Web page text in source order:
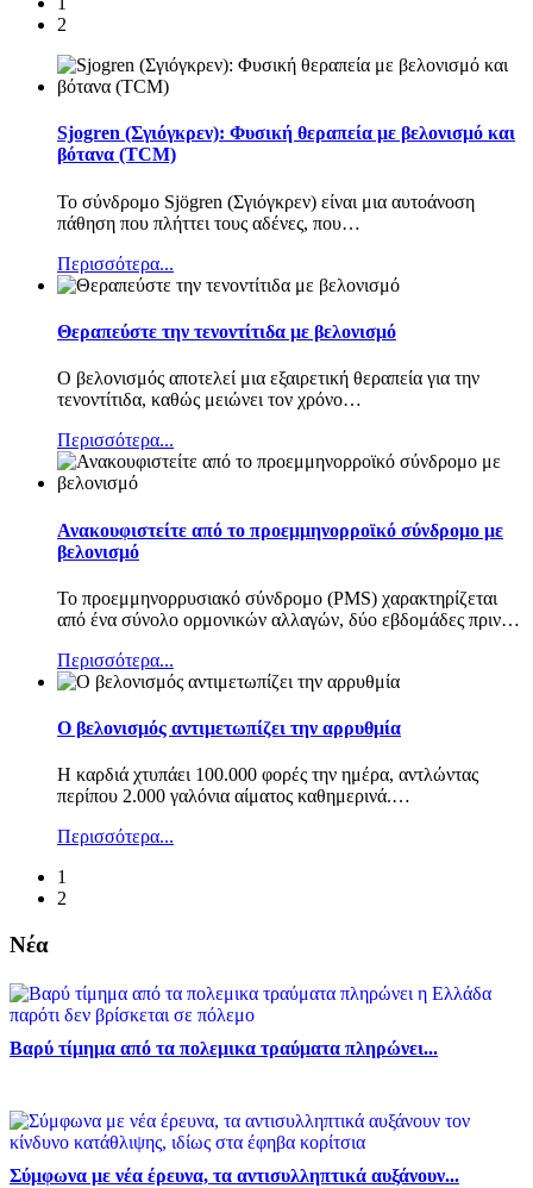
2
Sjogren (Σγιόγκρεν): Φυσική θεραπεία με βελονισμό και
βότανα (TCM)
Το σύνδρομο Sjögren (Σγιόγκρεν) είναι μια αυτοάνοση
πάθηση που πλήττει τους αδένες, που…
Περισσότερα...
Θεραπεύστε την τενοντίτιδα με βελονισμό
Ο βελονισμός αποτελεί μια εξαιρετική θεραπεία για την
τενοντίτιδα, καθώς μειώνει τον χρόνο…
Περισσότερα...
Ανακουφιστείτε από το προεμμηνορροϊκό σύνδρομο με
βελονισμό
Το προεμμηνορρυσιακό σύνδρομο (PMS) χαρακτηρίζεται
από ένα σύνολο ορμονικών αλλαγών, δύο εβδομάδες πριν…
Περισσότερα...
Ο βελονισμός αντιμετωπίζει την αρρυθμία
Η καρδιά χτυπάει 100.000 φορές την ημέρα, αντλώντας
περίπου 2.000 γαλόνια αίματος καθημερινά.…
Περισσότερα...
1
2
Νέα
Βαρύ τίμημα από τα πολεμικα τραύματα πληρώνει...
Σύμφωνα με νέα έρευνα, τα αντισυλληπτικά αυξάνουν...